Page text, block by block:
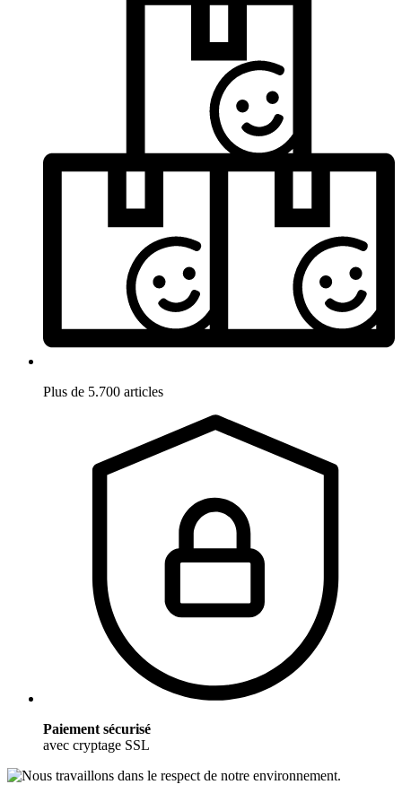
Plus de 5.700 articles
Paiement sécurisé
avec cryptage SSL